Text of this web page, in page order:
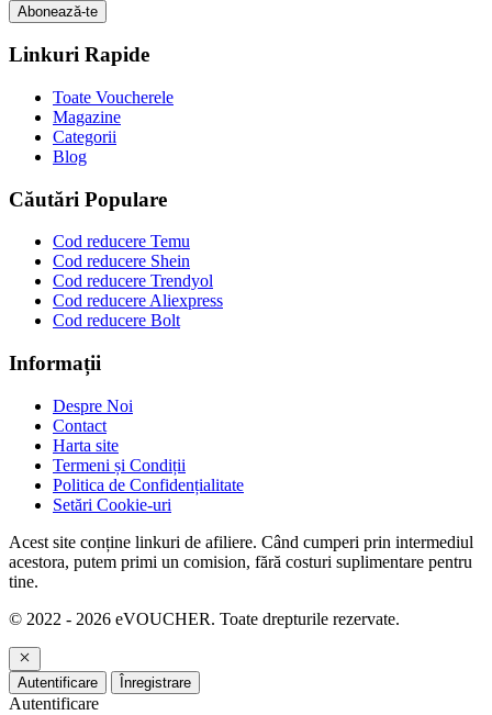
Abonează-te
Linkuri Rapide
Toate Voucherele
Magazine
Categorii
Blog
Căutări Populare
Cod reducere Temu
Cod reducere Shein
Cod reducere Trendyol
Cod reducere Aliexpress
Cod reducere Bolt
Informații
Despre Noi
Contact
Harta site
Termeni și Condiții
Politica de Confidențialitate
Setări Cookie-uri
Acest site conține linkuri de afiliere. Când cumperi prin intermediul
acestora, putem primi un comision, fără costuri suplimentare pentru
tine.
© 2022 - 2026 eVOUCHER. Toate drepturile rezervate.
Autentificare Înregistrare
Autentificare